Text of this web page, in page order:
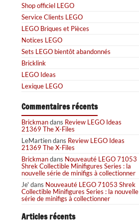
Shop officiel LEGO
Service Clients LEGO
LEGO Briques et Pièces
Notices LEGO
Sets LEGO bientôt abandonnés
Bricklink
LEGO Ideas
Lexique LEGO
Commentaires récents
Brickmandans Review LEGO Ideas
21369 The X-Files
LeMartiendans Review LEGO Ideas
21369 The X-Files
Brickmandans Nouveauté LEGO 71053
Shrek Collectible Minifigures Series : la
nouvelle série de minifigs à collectionner
Je' dans Nouveauté LEGO 71053 Shrek
Collectible Minifigures Series : la nouvelle
série de minifigs à collectionner
Articles récents